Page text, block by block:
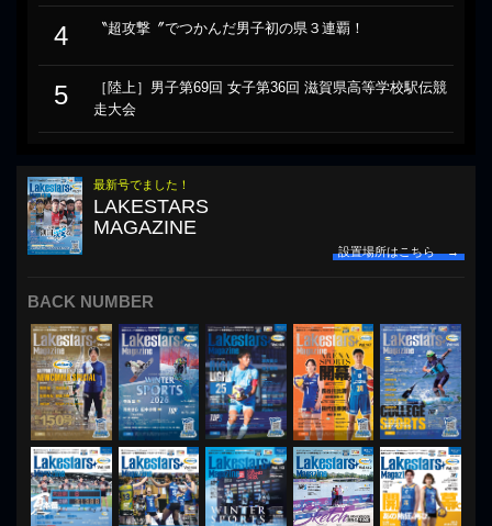
4 〝超攻撃〞でつかんだ男子初の県３連覇！
5
［陸上］男子第69回 女子第36回 滋賀県高等学校駅伝競
走大会
最新号でました！
LAKESTARS
MAGAZINE
設置場所はこちら →
BACK NUMBER